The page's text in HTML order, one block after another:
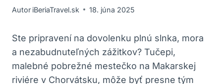
Autor iBeriaTravel.sk 18. júna 2025
Ste pripravení na dovolenku plnú slnka, mora
a nezabudnuteľných zážitkov? Tučepi,
malebné pobrežné mestečko na Makarskej
riviére v Chorvátsku, môže byť presne tým